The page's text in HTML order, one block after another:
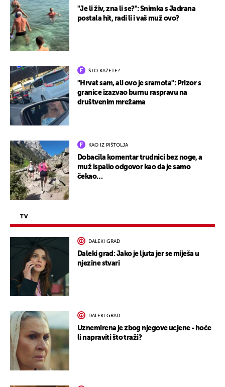
"Je li živ, zna li se?": Snimka s Jadrana
postala hit, radi li i vaš muž ovo?
ŠTO KAŽETE?
"Hrvat sam, ali ovo je sramota": Prizor s
granice izazvao burnu raspravu na
društvenim mrežama
KAO IZ PIŠTOLJA
Dobacila komentar trudnici bez noge, a
muž ispalio odgovor kao da je samo
čekao…
TV
DALEKI GRAD
Daleki grad: Jako je ljuta jer se miješa u
njezine stvari
DALEKI GRAD
Uznemirena je zbog njegove ucjene - hoće
li napraviti što traži?